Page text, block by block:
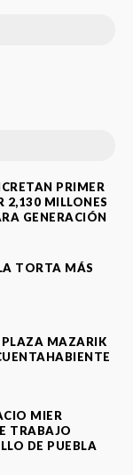
PRIMER
2,130 MILLONES
GENERACIÓN
TORTA MÁS
PLAZA MAZARIK
MIER
TRABAJO
DE PUEBLA